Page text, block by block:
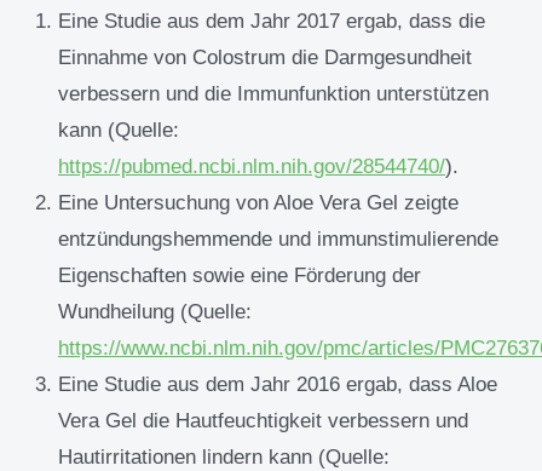
Eine Studie aus dem Jahr 2017 ergab, dass die
Einnahme von Colostrum die Darmgesundheit
verbessern und die Immunfunktion unterstützen
kann (Quelle:
https://pubmed.ncbi.nlm.nih.gov/28544740/).
Eine Untersuchung von Aloe Vera Gel zeigte
entzündungshemmende und immunstimulierende
Eigenschaften sowie eine Förderung der
Wundheilung (Quelle:
https://www.ncbi.nlm.nih.gov/pmc/articles/
Eine Studie aus dem Jahr 2016 ergab, dass Aloe
Vera Gel die Hautfeuchtigkeit verbessern und
Hautirritationen lindern kann (Quelle: